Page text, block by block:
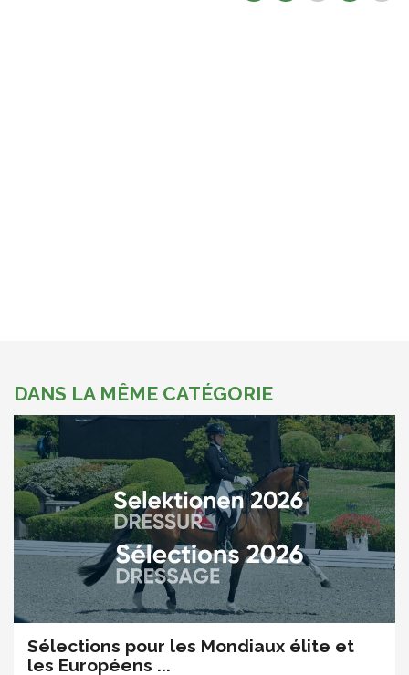
DANS LA MÊME CATÉGORIE
Sélections pour les Mondiaux élite et
les Européens ...